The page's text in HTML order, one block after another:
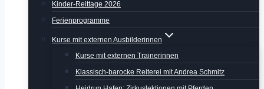
Kinder-Reittage 2026
Ferienprogramme
Kurse mit externen Ausbilderinnen
Kurse mit externen Trainerinnen
Klassisch-barocke Reiterei mit Andrea Schmitz